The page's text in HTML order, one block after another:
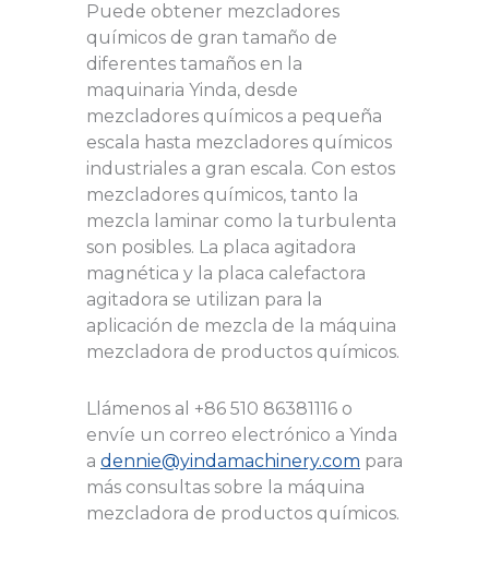
Puede obtener mezcladores
químicos de gran tamaño de
diferentes tamaños en la
maquinaria Yinda, desde
mezcladores químicos a pequeña
escala hasta mezcladores químicos
industriales a gran escala. Con estos
mezcladores químicos, tanto la
mezcla laminar como la turbulenta
son posibles. La placa agitadora
magnética y la placa calefactora
agitadora se utilizan para la
aplicación de mezcla de la máquina
mezcladora de productos químicos.
Llámenos al +86 510 86381116 o
envíe un correo electrónico a Yinda
a dennie@yindamachinery.com para
más consultas sobre la máquina
mezcladora de productos químicos.